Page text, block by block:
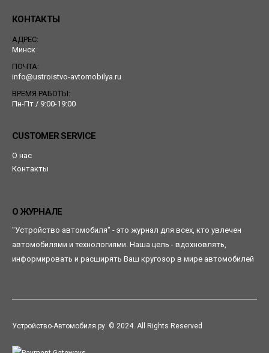
КОНТАКТЫ
АДРЕС:
Минск
ПОЧТА:
info@ustroistvo-avtomobilya.ru
ВРЕМЯ РАБОТЫ:
Пн-Пт / 9:00-19:00
CUSTOMER SERVICE
О нас
Контакты
О ЖУРНАЛЕ
"Устройство автомобиля" - это журнал для всех, кто увлечен
автомобилями и технологиями. Наша цель - вдохновлять,
информировать и расширять Ваш кругозор в мире автомобилей
Устройство-Автомобиля.ру. © 2024. All Rights Reserved